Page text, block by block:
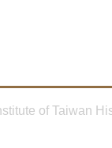
of Taiwan